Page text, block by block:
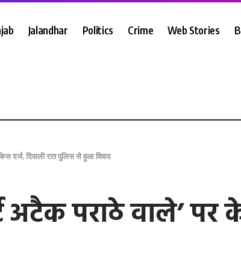
Jalandhar Politics Crime Web Stories
दर्ज, दिवाली रात पुलिस से हुआ विवाद
अटैक पराठे वाले’ पर